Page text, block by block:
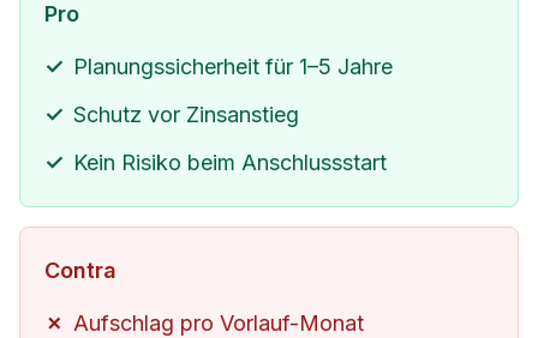
Pro
Planungssicherheit für 1–5 Jahre
Schutz vor Zinsanstieg
Kein Risiko beim Anschlussstart
Contra
Aufschlag pro Vorlauf-Monat